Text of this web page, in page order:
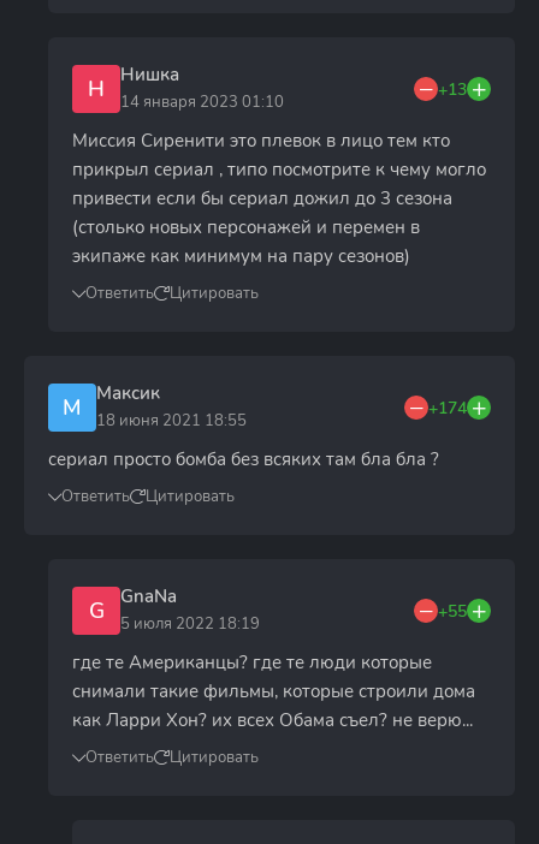
Н Нишка
14 января 2023 01:10
+13
Миссия Сиренити это плевок в лицо тем кто
прикрыл сериал , типо посмотрите к чему могло
привести если бы сериал дожил до 3 сезона
(столько новых персонажей и перемен в
экипаже как минимум на пару сезонов)
Ответить Цитировать
М Максик
18 июня 2021 18:55
+174
сериал просто бомба без всяких там бла бла ?
Ответить Цитировать
G GnaNa
5 июля 2022 18:19
+55
где те Американцы? где те люди которые
снимали такие фильмы, которые строили дома
как Ларри Хон? их всех Обама съел? не верю...
Ответить Цитировать